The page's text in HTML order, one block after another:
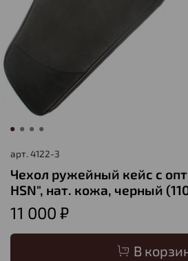
арт. 4122-3
Чехол ружейный кейс с
HSN", нат. кожа, черный
11 000 ₽
В